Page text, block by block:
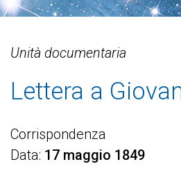
Unità documentaria
Lettera a
Corrispondenza
Data 17 maggio 1849